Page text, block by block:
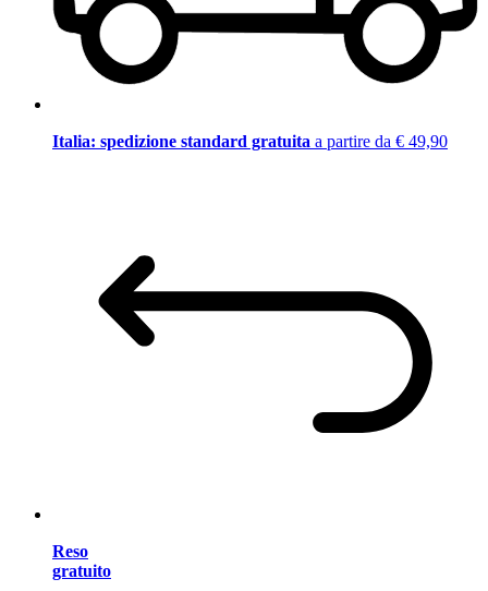
Italia: spedizione standard gratuita a partire da € 49,90
Reso
gratuito